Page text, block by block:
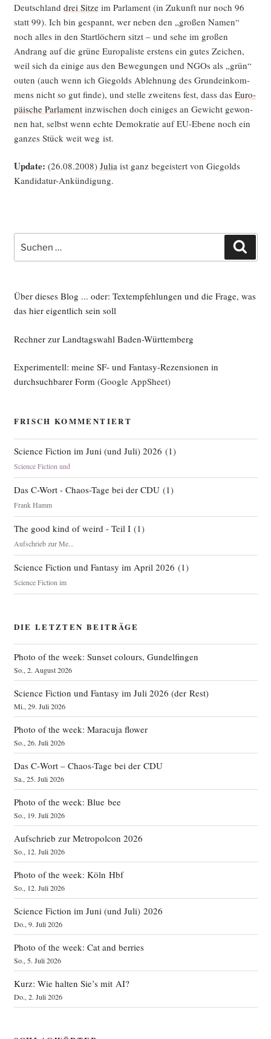
Deutsch­land drei Sit­zeim Par­la­ment (in Zukunft nur noch 96
statt 99). Ich bin gespannt, wer neben den „gro­ßen Namen“
noch alles in den Start­lö­chern sitzt – und sehe im gro­ßen
Andrang auf die grü­ne Euro­pa­lis­te ers­tens ein gutes Zei­chen,
weil sich da eini­ge aus den Bewe­gun­gen und NGOs als „grün“
outen (auch wenn ich Gie­golds Ableh­nung des Grund­ein­kom­
mens nicht so gut fin­de), und stel­le zwei­tens fest, dass das Euro­
päi­sche Par­la­mentinzwi­schen doch eini­ges an Gewicht gewon­
nen hat, selbst wenn ech­te Demo­kra­tie auf EU-Ebe­ne noch ein
gan­zes Stück weit weg ist.
Update: (26.08.2008) Juliaist ganz begeis­tert von Gie­golds
Kandidatur-Ankündigung.
nach:
Über dieses Blog ... oder: Textempfehlungen und die Frage, was
das hier eigentlich sein soll
Rechner zur Landtagswahl Baden-Württemberg
Experimentell: meine SF- und Fantasy-Rezensionen in
durchsuchbarer Form(Google AppSheet)
FRISCH KOMMENTIERT
Science Fiction im Juni (und Juli) 2026 (1)
Science Fiction und
Das C-Wort - Chaos-Tage bei der CDU(1)
Frank Hamm
The good kind of weird - Teil I(1)
Aufschrieb zur Me...
Science Fiction und Fantasy im April 2026 (1)
Science Fiction im
DIE LETZTEN BEITRÄGE
Photo of the week: Sunset colours, Gundelfingen
So., 2. August 2026
Science Fiction und Fantasy im Juli 2026 (der Rest)
Mi., 29. Juli 2026
Photo of the week: Maracuja flower
So., 26. Juli 2026
Das C‑Wort – Chaos-Tage bei der CDU
Sa., 25. Juli 2026
Photo of the week: Blue bee
So., 19. Juli 2026
Aufschrieb zur Metropolcon 2026
So., 12. Juli 2026
Photo of the week: Köln Hbf
So., 12. Juli 2026
Science Fiction im Juni (und Juli) 2026
Do., 9. Juli 2026
Photo of the week: Cat and berries
So., 5. Juli 2026
Kurz: Wie halten Sie’s mit AI?
Do., 2. Juli 2026